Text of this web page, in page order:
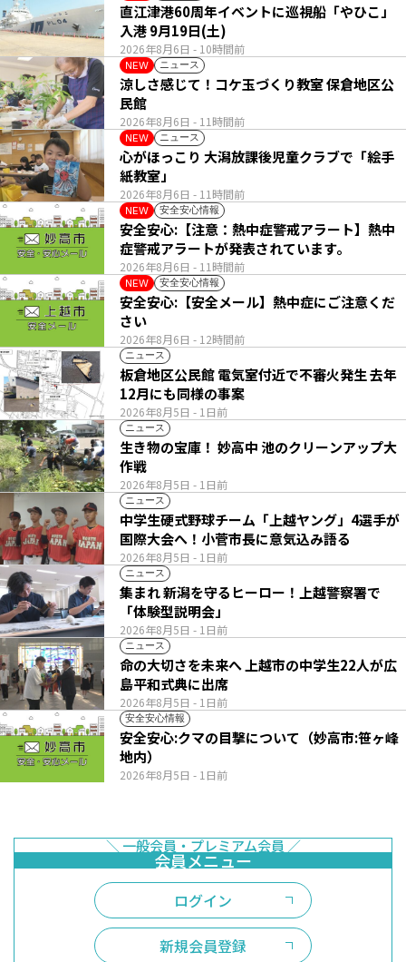
2026年8月6日 - 10時間前
直江津港60周年イベントに巡視船「やひこ」
入港 9月19日(土)
NEW ニュース
2026年8月6日 - 11時間前
涼しさ感じて！コケ玉づくり教室 保倉地区公
民館
NEW ニュース
2026年8月6日 - 11時間前
心がほっこり 大潟放課後児童クラブで「絵手
紙教室」
NEW 安全安心情報
2026年8月6日 - 11時間前
安全安心:【注意：熱中症警戒アラート】熱中
症警戒アラートが発表されています。
NEW 安全安心情報
2026年8月6日 - 12時間前
安全安心:【安全メール】熱中症にご注意くだ
さい
ニュース
2026年8月5日 - 1日前
板倉地区公民館 電気室付近で不審火発生 去年
12月にも同様の事案
ニュース
2026年8月5日 - 1日前
生き物の宝庫！ 妙高中 池のクリーンアップ大
作戦
ニュース
2026年8月5日 - 1日前
中学生硬式野球チーム「上越ヤング」4選手が
国際大会へ！小菅市長に意気込み語る
ニュース
2026年8月5日 - 1日前
集まれ 新潟を守るヒーロー！上越警察署で
「体験型説明会」
ニュース
2026年8月5日 - 1日前
命の大切さを未来へ 上越市の中学生22人が広
島平和式典に出席
安全安心情報
2026年8月5日 - 1日前
安全安心:クマの目撃について（妙高市:笹ヶ峰
地内）
ログイン
新規会員登録